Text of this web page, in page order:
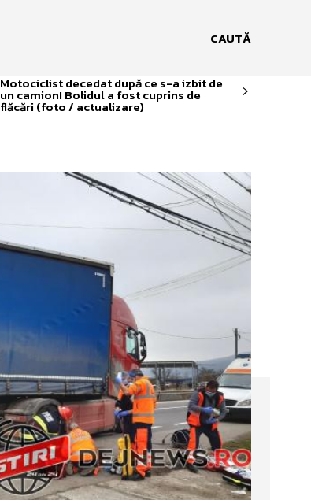
CAUTĂ
Motociclist decedat după ce s-a izbit de
un camion! Bolidul a fost cuprins de
flăcări (foto / actualizare)